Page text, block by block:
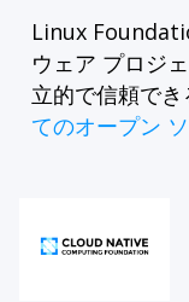
Linux
ウェア プロジ
立的で信頼でき
てのオープン